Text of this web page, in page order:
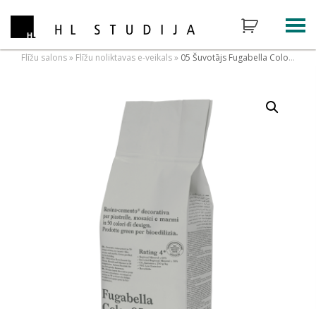
Flīžu salons» Flīžu noliktavas e-veikals» 05 Šuvotājs Fugabella Color 05, 3kg